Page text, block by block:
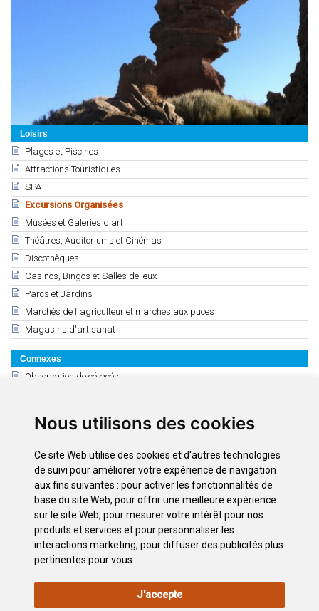
Nous utilisons des cookies
Ce site Web utilise des cookies et d'autres technologies
de suivi pour améliorer votre expérience de navigation
aux fins suivantes : pour activer les fonctionnalités de
base du site Web, pour offrir une meilleure expérience
sur le site Web, pour mesurer votre intérêt pour nos
produits et services et pour personnaliser les
interactions marketing, pour diffuser des publicités plus
pertinentes pour vous
J'accepte
Loisirs
Plages et Piscines
Attractions Touristiques
SPA
Excursions Organisées
Musées et Galeries d'art
Théâtres, Auditoriums et Cinémas
Discothèques
Casinos, Bingos et Salles de jeux
Parcs et Jardins
Marchés de l´agriculteur et marchés aux puces
Magasins d'artisanat
Connexes
Observation de cétacés
Excursions by night
Excursions a d'autres iles
Excursions en avion
En Taxi
Pesca de Altura
POLITIQUE
CONFIDENTIALITÉ